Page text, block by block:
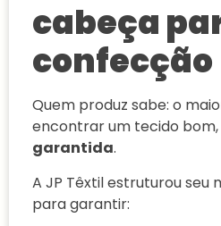
cabeça
confecção
Quem produz sabe: o
encontrar um tecido bom,
garantida.
A JP Têxtil estruturou seu
para garantir: